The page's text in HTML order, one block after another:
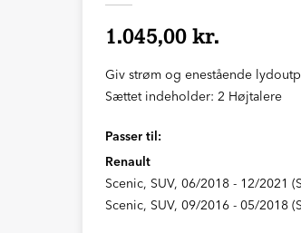
1.045,00 kr.
Giv strøm og enestående
Sættet indeholder: 2 Højtalere
Passer til:
Renault
Scenic, SUV, 06/2018 - 12/2021
Scenic, SUV, 09/2016 - 05/2018